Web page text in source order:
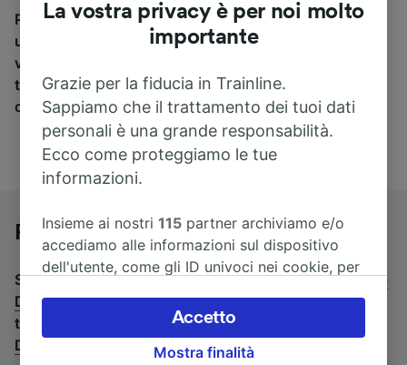
Per trovare i biglietti dei pullman, è sufficiente avviare
una ricerca in alto, e compareremo i tempi e i costi del
viaggio in treno e in pullman. Con Trainline puoi
trovare i biglietti per viaggiare con oltre 170
compagnie ferroviarie e dei pullman.
Pullman da Heidelberg a Darmstadt
Stai cercando un viaggio di ritorno? Vai supullman da
Darmstadt a Heidelberg.Se preferisci prendere il
treno, consulta la paginatreni da Heidelberg a
Darmstadt
La vostra privacy è per noi molto
importante
Grazie per la fiducia in Trainline.
Sappiamo che il trattamento dei tuoi dati
personali è una grande responsabilità.
Ecco come proteggiamo le tue
informazioni.
Insieme ai nostri115 partner archiviamo e/o
accediamo alle informazioni sul dispositivo
dell'utente, come gli ID univoci nei cookie, per
accettare o gestire le proprie scelte facendo
clic di seguito, tra cui il proprio diritto di
opporsi sulla base di un interesse legittimo o
Mostra finalità
Accetto